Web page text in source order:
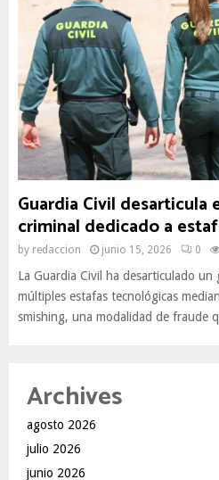
Guardia Civil desarticula
criminal dedicado a
by redaccion junio 15, 2026 0
La Guardia Civil ha desarticulado
múltiples estafas tecnológicas
smishing, una modalidad de fraude
Archives
agosto 2026
julio 2026
junio 2026